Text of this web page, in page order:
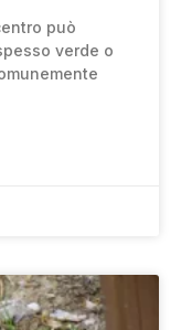
può
verde o